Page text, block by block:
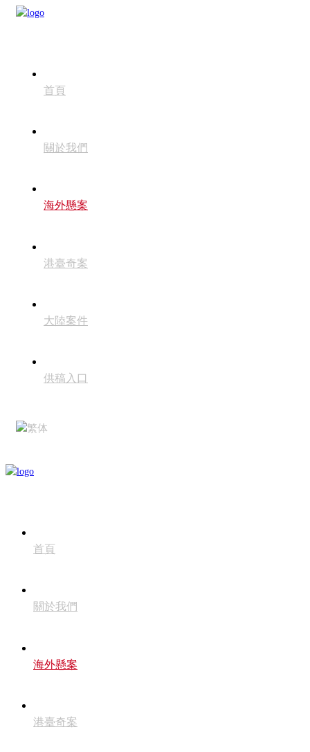
首頁
關於我們
海外懸案
港臺奇案
大陸案件
供稿入口
繁体
首頁
關於我們
海外懸案
港臺奇案